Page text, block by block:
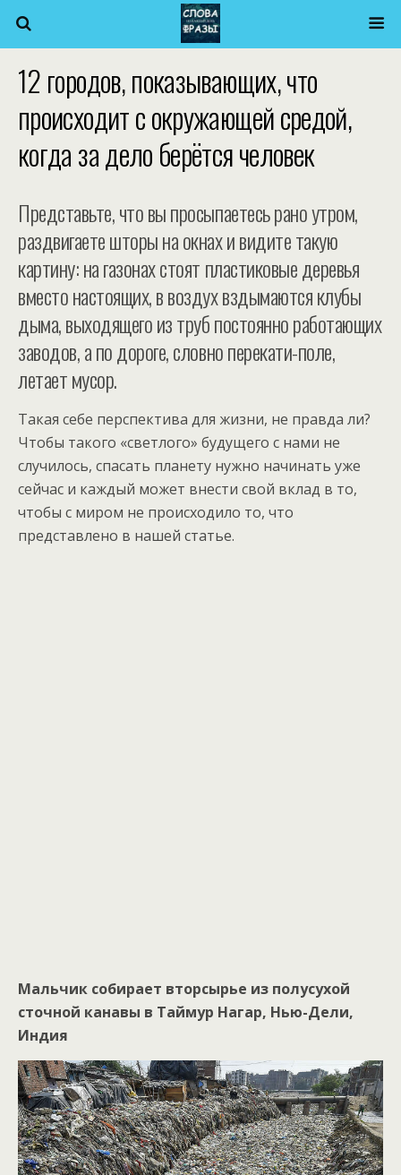
12 городов, показывающих, что
происходит с окружающей средой,
когда за дело берётся человек
Представьте, что вы просыпаетесь рано утром,
раздвигаете шторы на окнах и видите такую
картину: на газонах стоят пластиковые деревья
вместо настоящих, в воздух вздымаются клубы
дыма, выходящего из труб постоянно работающих
заводов, а по дороге, словно перекати-поле,
летает мусор.
Такая себе перспектива для жизни, не правда ли?
Чтобы такого «светлого» будущего с нами не
случилось, спасать планету нужно начинать уже
сейчас и каждый может внести свой вклад в то,
чтобы с миром не происходило то, что
представлено в нашей статье.
Мальчик собирает вторсырье из полусухой
сточной канавы в Таймур Нагар, Нью-Дели,
Индия